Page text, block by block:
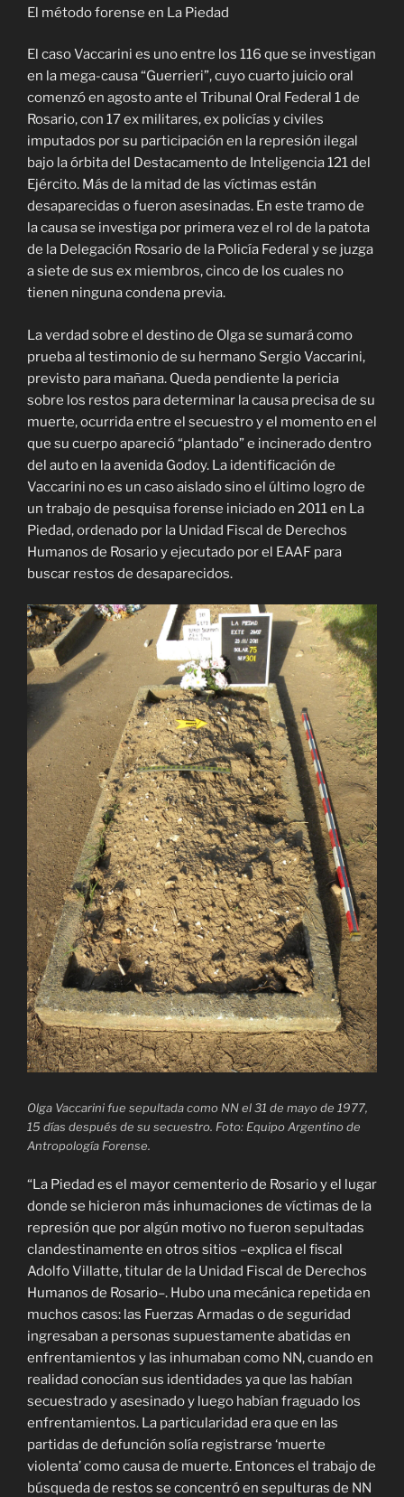
El método forense en La Piedad
El caso Vaccarini es uno entre los 116 que se investigan
en la mega-causa “Guerrieri”, cuyo cuarto juicio oral
comenzó en agosto ante el Tribunal Oral Federal 1 de
Rosario, con 17 ex militares, ex policías y civiles
imputados por su participación en la represión ilegal
bajo la órbita del Destacamento de Inteligencia 121 del
Ejército. Más de la mitad de las víctimas están
desaparecidas o fueron asesinadas. En este tramo de
la causa se investiga por primera vez el rol de la patota
de la Delegación Rosario de la Policía Federal y se juzga
a siete de sus ex miembros, cinco de los cuales no
tienen ninguna condena previa.
La verdad sobre el destino de Olga se sumará como
prueba al testimonio de su hermano Sergio Vaccarini,
previsto para mañana. Queda pendiente la pericia
sobre los restos para determinar la causa precisa de su
muerte, ocurrida entre el secuestro y el momento en el
que su cuerpo apareció “plantado” e incinerado dentro
del auto en la avenida Godoy. La identificación de
Vaccarini no es un caso aislado sino el último logro de
un trabajo de pesquisa forense iniciado en 2011 en La
Piedad, ordenado por la Unidad Fiscal de Derechos
Humanos de Rosario y ejecutado por el EAAF para
buscar restos de desaparecidos.
Olga Vaccarini fue sepultada como NN el 31 de mayo de 1977,
15 días después de su secuestro. Foto: Equipo Argentino de
Antropología Forense.
“La Piedad es el mayor cementerio de Rosario y el lugar
donde se hicieron más inhumaciones de víctimas de la
represión que por algún motivo no fueron sepultadas
clandestinamente en otros sitios –explica el fiscal
Adolfo Villatte, titular de la Unidad Fiscal de Derechos
Humanos de Rosario–. Hubo una mecánica repetida en
muchos casos: las Fuerzas Armadas o de seguridad
ingresaban a personas supuestamente abatidas en
enfrentamientos y las inhumaban como NN, cuando en
realidad conocían sus identidades ya que las habían
secuestrado y asesinado y luego habían fraguado los
enfrentamientos. La particularidad era que en las
partidas de defunción solía registrarse ‘muerte
violenta’ como causa de muerte. Entonces el trabajo de
búsqueda de restos se concentró en sepulturas de NN